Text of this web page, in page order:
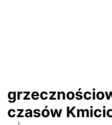
czasów